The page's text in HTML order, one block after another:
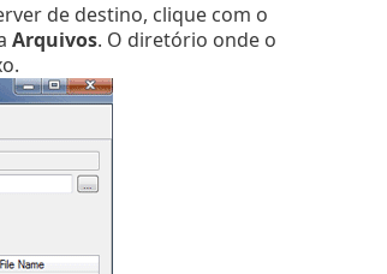
de destino, clique com o
Arquivos. O diretório onde o